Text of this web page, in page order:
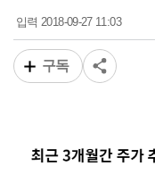
입력2018-09-27 11:03
구독